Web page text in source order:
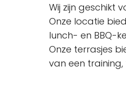
Wij zijn geschikt
Onze locatie
lunch- en BBQ-
Onze terrasjes
van een